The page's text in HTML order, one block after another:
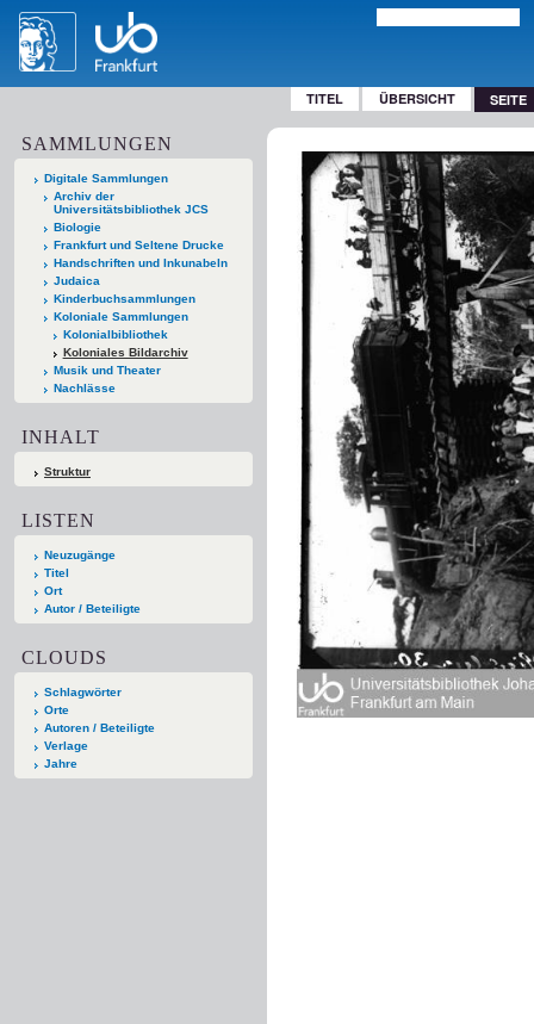
TITEL ÜBERSICHT SEITE
SAMMLUNGEN
Digitale Sammlungen
Archiv der
Universitätsbibliothek JCS
Biologie
Frankfurt und Seltene Drucke
Handschriften und Inkunabeln
Judaica
Kinderbuchsammlungen
Koloniale Sammlungen
Kolonialbibliothek
Koloniales Bildarchiv
Musik und Theater
Nachlässe
INHALT
Struktur
LISTEN
Neuzugänge
Titel
Ort
Autor / Beteiligte
CLOUDS
Schlagwörter
Orte
Autoren / Beteiligte
Verlage
Jahre